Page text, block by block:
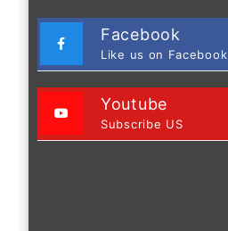
Facebook
Like us on Facebook
Youtube
Subscribe US